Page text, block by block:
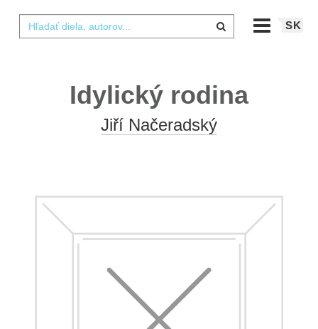
SK
Idylický rodina
Jiří Načeradský